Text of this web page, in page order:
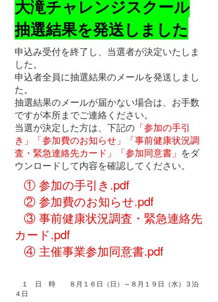
大滝チャレンジスクール
抽選結果を発送しました
申込み受付を終了し、当選者が決定いたしま
した。
申込者全員に抽選結果のメールを発送しまし
た。
抽選結果のメールが届かない場合は、お手数
ですが本所までご連絡ください。
当選が決定した方は、下記の 「参加の手引
き」「参加費のお知らせ」「事前健康状況調
査・緊急連絡先カード」「参加同意書」 をダ
ウンロードして内容を確認してください。
① 参加の手引き.pdf
② 参加費のお知らせ.pdf
③ 事前健康状況調査・緊急連絡先
カード.pdf
④ 主催事業参加同意書.pdf
１ 日 時 ８月１６日（日）～８月１９日（水）３泊
４日